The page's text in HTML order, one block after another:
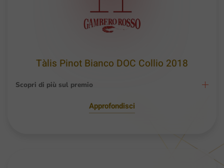
Tàlis Pinot Bianco DOC Collio 2018
Scopri di più sul premio
Approfondisci